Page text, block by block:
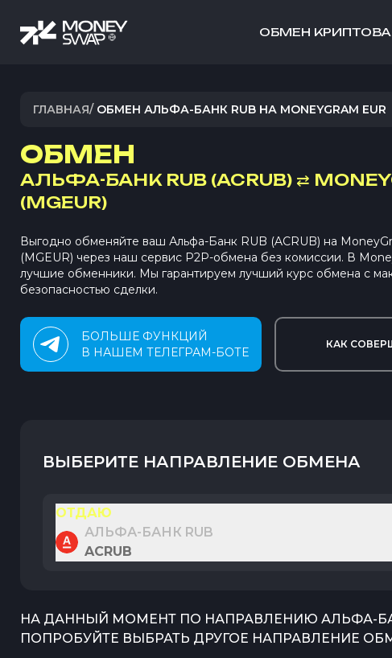
ОБМЕН
ГЛАВНАЯ/ ОБМЕН АЛЬФА-БАНК RUB НА MONEYGRAM EUR
ОБМЕН
АЛЬФА-БАНК RUB (ACRUB) ⇄
(MGEUR)
Выгодно обменяйте ваш Альфа-Банк RUB (ACRUB) на
(MGEUR) через наш сервис P2P-обмена без комиссии. В
лучшие обменники. Мы гарантируем лучший курс обмена с
безопасностью сделки.
БОЛЬШЕ ФУНКЦИЙ
В НАШЕМ ТЕЛЕГРАМ-БОТЕ
КАК
ВЫБЕРИТЕ НАПРАВЛЕНИЕ ОБМЕНА
ОТДАЮ
АЛЬФА-БАНК RUB
ACRUB
НА ДАННЫЙ МОМЕНТ ПО НАПРАВЛЕНИЮ АЛЬФА-
ПОПРОБУЙТЕ ВЫБРАТЬ ДРУГОЕ НАПРАВЛЕНИЕ